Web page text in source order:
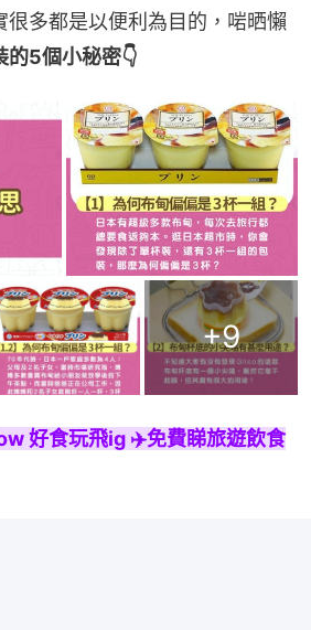
很多都是以便利為目的，啱晒懶
的5個小秘密👇
+9
好食玩飛ig ✈️免費睇旅遊飲食